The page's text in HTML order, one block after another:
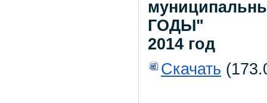
ГОДЫ"
2014 год
Скачать